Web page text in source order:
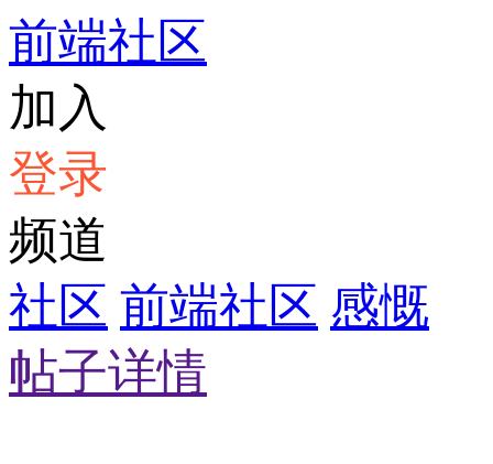
前端社区
加入
登录
频道
社区 前端社区 感慨
帖子详情